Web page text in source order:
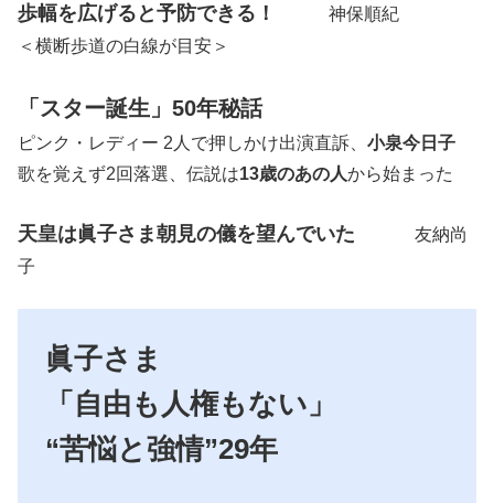
歩幅を広げると予防できる！
神保順紀
＜横断歩道の白線が目安＞
「スター誕生」50年秘話
ピンク・レディー 2人で押しかけ出演直訴、 小泉今日子
歌を覚えず2回落選、伝説は13歳のあの人から始まった
天皇は眞子さま朝見の儀を望んでいた 友納尚
子
眞子さま
「自由も人権もない」
“苦悩と強情”29年